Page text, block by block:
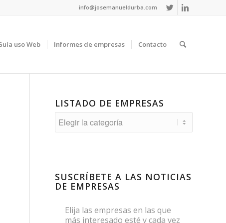
info@josemanueldurba.com
uso Web Informes de empresas Contacto
LISTADO DE EMPRESAS
Listado
de
SUSCRÍBETE A LAS NOTICIAS
DE EMPRESAS
Elija las empresas en las que
más interesado esté y cada vez